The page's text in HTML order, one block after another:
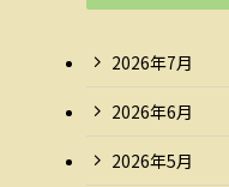
2026年7月
2026年6月
2026年5月